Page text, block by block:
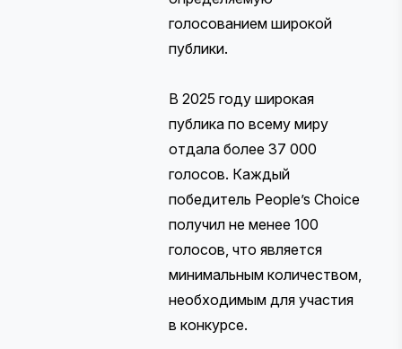
голосованием широкой
публики.
В 2025 году широкая
публика по всему миру
отдала более 37 000
голосов. Каждый
победитель People’s Choice
получил не менее 100
голосов, что является
минимальным количеством,
необходимым для участия
в конкурсе.